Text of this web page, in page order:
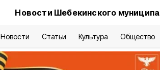
Новости Шебекинского
Новости Статьи Культура Общество